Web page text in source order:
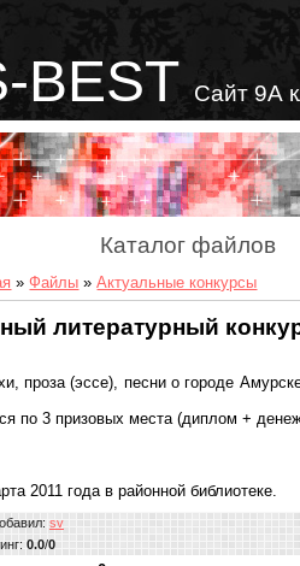
BEST Сайт 9А
Каталог файлов
»Файлы »Актуальные конкурсы
литературный
проза (эссе), песни о городе
по 3 призовых места (диплом +
2011 года в районной библиотеке.
: sv
: 0.0/0